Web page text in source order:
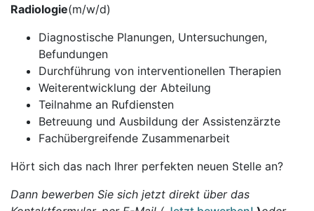
Radiologie(m/w/d)
Diagnostische Planungen, Untersuchungen,
Befundungen
Durchführung von interventionellen Therapien
Weiterentwicklung der Abteilung
Teilnahme an Rufdiensten
Betreuung und Ausbildung der Assistenzärzte
Fachübergreifende Zusammenarbeit
Hört sich das nach Ihrer perfekten neuen Stelle an?
Dann bewerben Sie sich jetzt direkt über das